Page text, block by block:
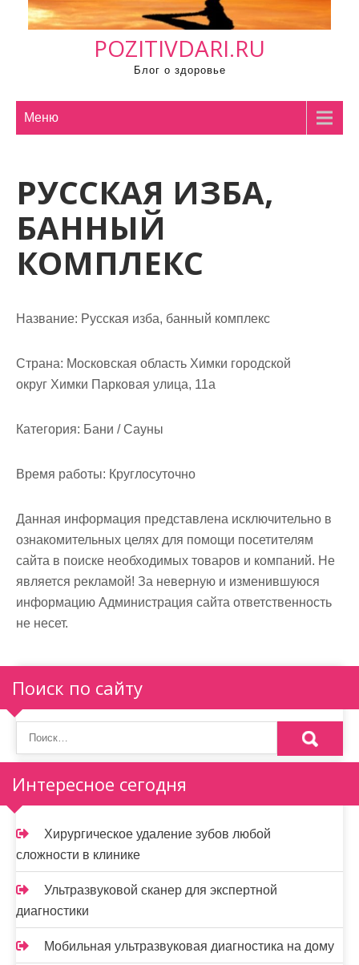
POZITIVDARI.RU
Блог о здоровье
Меню
РУССКАЯ ИЗБА,
БАННЫЙ
КОМПЛЕКС
Название: Русская изба, банный комплекс
Страна: Московская область Химки городской
округ Химки Парковая улица, 11а
Категория: Бани / Сауны
Время работы: Круглосуточно
Данная информация представлена исключительно в
ознакомительных целях для помощи посетителям
сайта в поиске необходимых товаров и компаний. Не
является рекламой! За неверную и изменившуюся
информацию Администрация сайта ответственность
не несет.
Поиск по сайту
Интересное сегодня
Хирургическое удаление зубов любой
сложности в клинике
Ультразвуковой сканер для экспертной
диагностики
Мобильная ультразвуковая диагностика на дому